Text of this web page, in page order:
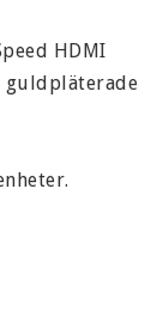
HDMI
guldpläterade